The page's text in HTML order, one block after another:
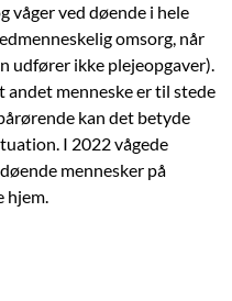
våger ved døende i hele
omsorg, når
udfører ikke plejeopgaver).
andet menneske er til stede
kan det betyde
I 2022 vågede
mennesker på
hjem.